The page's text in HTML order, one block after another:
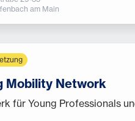
am Main
Mobility Network
für Young Professionals